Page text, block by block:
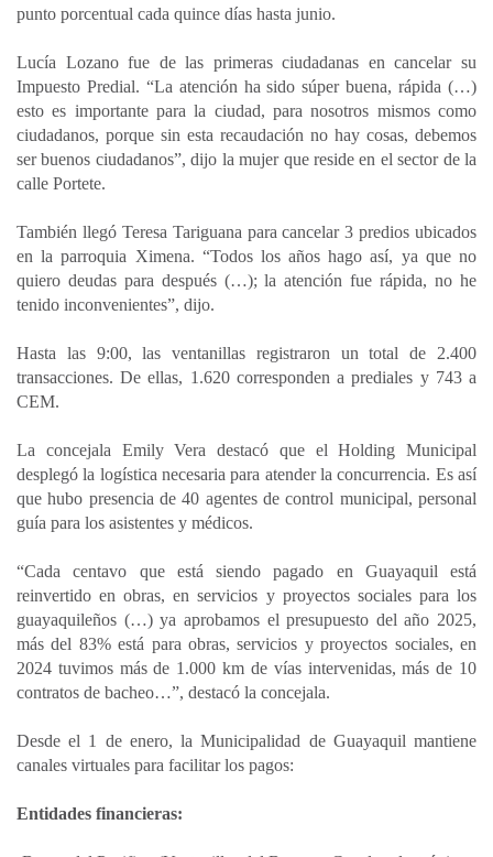
punto porcentual cada quince días hasta junio.
Lucía Lozano fue de las primeras ciudadanas en cancelar su
Impuesto Predial. “La atención ha sido súper buena, rápida (…)
esto es importante para la ciudad, para nosotros mismos como
ciudadanos, porque sin esta recaudación no hay cosas, debemos
ser buenos ciudadanos”, dijo la mujer que reside en el sector de la
calle Portete.
También llegó Teresa Tariguana para cancelar 3 predios ubicados
en la parroquia Ximena. “Todos los años hago así, ya que no
quiero deudas para después (…); la atención fue rápida, no he
tenido inconvenientes”, dijo.
Hasta las 9:00, las ventanillas registraron un total de 2.400
transacciones. De ellas, 1.620 corresponden a prediales y 743 a
CEM.
La concejala Emily Vera destacó que el Holding Municipal
desplegó la logística necesaria para atender la concurrencia. Es así
que hubo presencia de 40 agentes de control municipal, personal
guía para los asistentes y médicos.
“Cada centavo que está siendo pagado en Guayaquil está
reinvertido en obras, en servicios y proyectos sociales para los
guayaquileños (…) ya aprobamos el presupuesto del año 2025,
más del 83% está para obras, servicios y proyectos sociales, en
2024 tuvimos más de 1.000 km de vías intervenidas, más de 10
contratos de bacheo…”, destacó la concejala.
Desde el 1 de enero, la Municipalidad de Guayaquil mantiene
canales virtuales para facilitar los pagos:
Entidades financieras: